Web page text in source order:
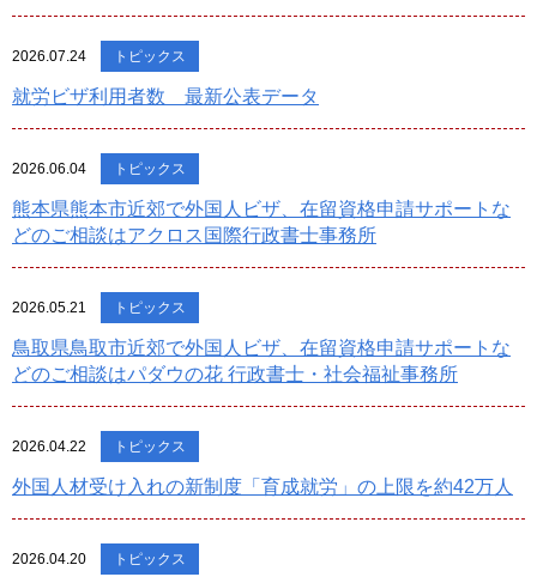
2026.07.24 トピックス
就労ビザ利用者数 最新公表データ
2026.06.04 トピックス
熊本県熊本市近郊で外国人ビザ、在留資格申請サポートな
どのご相談はアクロス国際行政書士事務所
2026.05.21 トピックス
鳥取県鳥取市近郊で外国人ビザ、在留資格申請サポートな
どのご相談はパダウの花 行政書士・社会福祉事務所
2026.04.22 トピックス
外国人材受け入れの新制度「育成就労」の上限を約42万人
2026.04.20 トピックス